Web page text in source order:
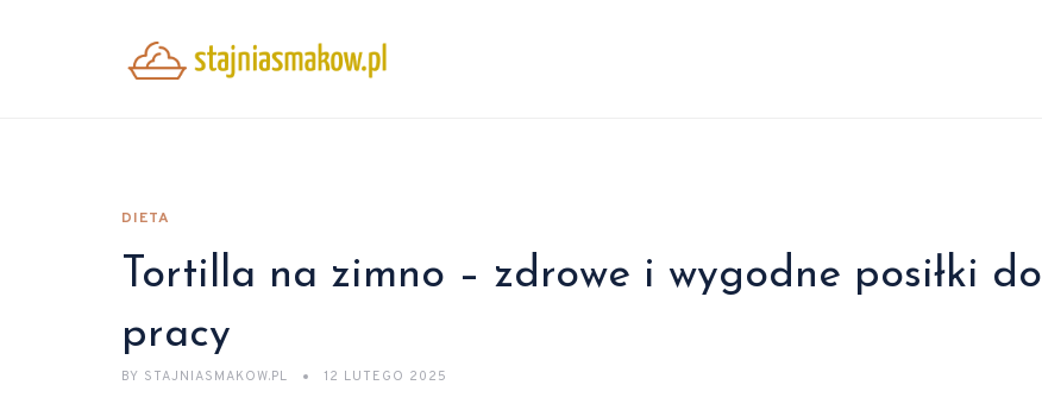
DIETA
Tortilla na zimno – zdrowe i wygodne posiłki do
pracy
BY STAJNIASMAKOW.PL 12 LUTEGO 2025